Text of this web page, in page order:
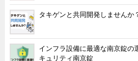
タキゲンと共同開発しませんか
インフラ設備に最適な南京錠の
キュリティ南京錠